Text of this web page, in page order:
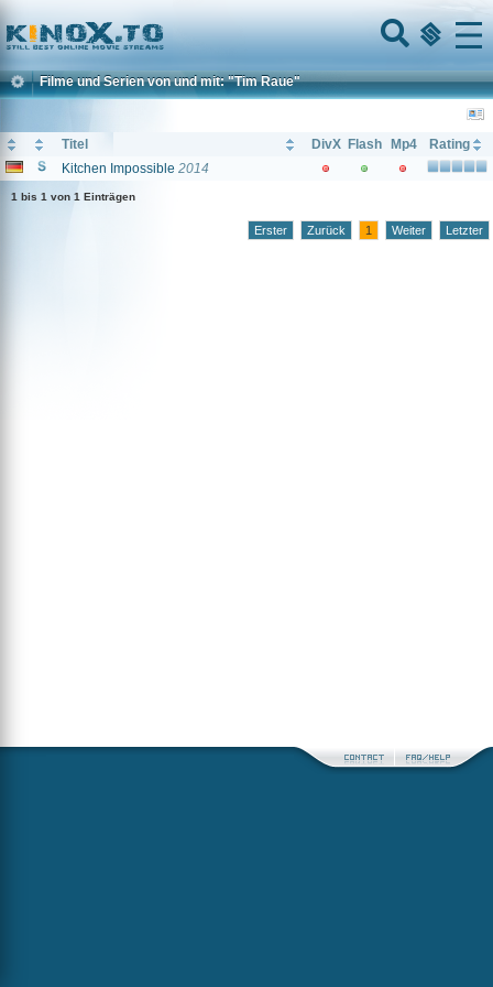
Home
Menu
Filme und Serien von und mit: "Tim Raue"
Titel DivX Flash Mp4
Rating
Kitchen Impossible 2014
1 bis 1 von 1 Einträgen
Erster Zurück 1 Weiter Letzter